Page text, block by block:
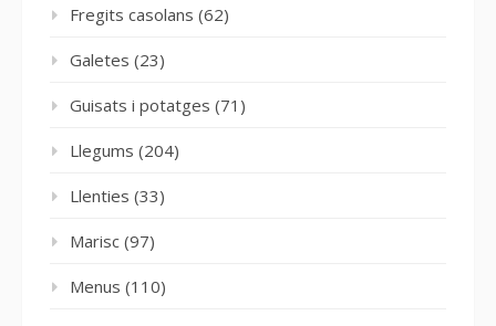
Fregits casolans (62)
Galetes (23)
Guisats i potatges (71)
Llegums (204)
Llenties (33)
Marisc (97)
Menus (110)